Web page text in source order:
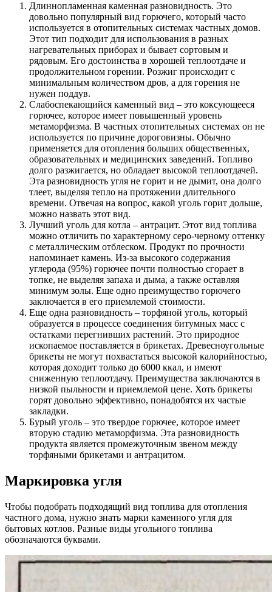
Длиннопламенная каменная разновидность. Это
довольно популярный вид горючего, который часто
используется в отопительных системах частных домов.
Этот тип подходит для использования в разных
нагревательных приборах и бывает сортовым и
рядовым. Его достоинства в хорошей теплоотдаче и
продолжительном горении. Розжиг происходит с
минимальным количеством дров, а для горения не
нужен поддув.
Слабоспекающийся каменный вид – это коксующееся
горючее, которое имеет повышенный уровень
метаморфизма. В частных отопительных системах он не
используется по причине дороговизны. Обычно
применяется для отопления больших общественных,
образовательных и медицинских заведений. Топливо
долго разжигается, но обладает высокой теплоотдачей.
Эта разновидность угля не горит и не дымит, она долго
тлеет, выделяя тепло на протяжении длительного
времени. Отвечая на вопрос, какой уголь горит дольше,
можно назвать этот вид.
Лучший уголь для котла – антрацит. Этот вид топлива
можно отличить по характерному серо-черному оттенку
с металлическим отблеском. Продукт по прочности
напоминает камень. Из-за высокого содержания
углерода (95%) горючее почти полностью сгорает в
топке, не выделяя запаха и дыма, а также оставляя
минимум золы. Еще одно преимущество горючего
заключается в его приемлемой стоимости.
Еще одна разновидность – торфяной уголь, который
образуется в процессе соединения битумных масс с
остатками перегнивших растений. Это природное
ископаемое поставляется в брикетах. Древесноугольные
брикеты не могут похвастаться высокой калорийностью,
которая доходит только до 6000 ккал, и имеют
сниженную теплоотдачу. Преимущества заключаются в
низкой пыльности и приемлемой цене. Хоть брикеты
горят довольно эффективно, понадобятся их частые
закладки.
Бурый уголь – это твердое горючее, которое имеет
вторую стадию метаморфизма. Эта разновидность
продукта является промежуточным звеном между
торфяными брикетами и антрацитом.
Маркировка угля
Чтобы подобрать подходящий вид топлива для отопления
частного дома, нужно знать марки каменного угля для
бытовых котлов. Разные виды угольного топлива
обозначаются буквами.